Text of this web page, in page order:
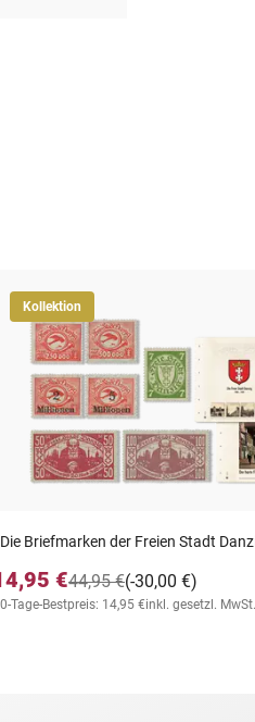
Kollektion
Briefmarken der Freien Stadt
€ (-30,00 €)
44,95 €
Tage-Bestpreis: 14,95 €inkl. gesetzl. MwSt.